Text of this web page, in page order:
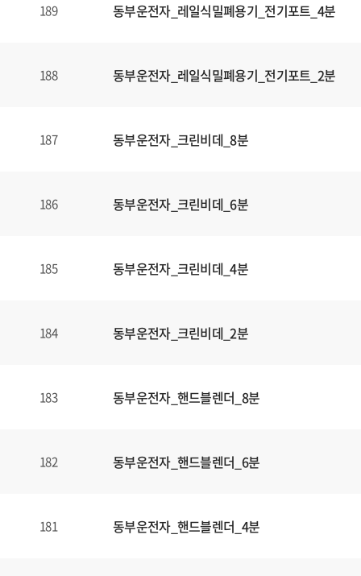
189 동부운전자_레일식밀폐용기_전기포트_4분
188 동부운전자_레일식밀폐용기_전기포트_2분
187 동부운전자_크린비데_8분
186 동부운전자_크린비데_6분
185 동부운전자_크린비데_4분
184 동부운전자_크린비데_2분
183 동부운전자_핸드블렌더_8분
182 동부운전자_핸드블렌더_6분
181 동부운전자_핸드블렌더_4분